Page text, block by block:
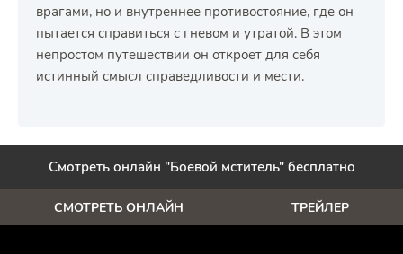
врагами, но и внутреннее противостояние, где он
пытается справиться с гневом и утратой. В этом
непростом путешествии он откроет для себя
истинный смысл справедливости и мести.
Смотреть онлайн "Боевой мститель" бесплатно
СМОТРЕТЬ ОНЛАЙН ТРЕЙЛЕР